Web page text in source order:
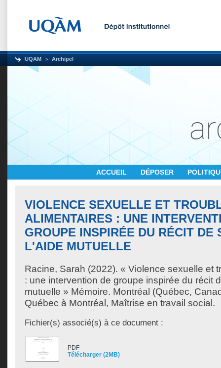
UQAM Archipel
ACCUEIL DÉPOSER
VIOLENCE SEXUELLE ET
ALIMENTAIRES : UNE
GROUPE INSPIRÉE DU RÉCIT DE
L'AIDE MUTUELLE
Racine, Sarah (2022). « Violence sexuelle et
: une intervention de groupe inspirée du récit
mutuelle » Mémoire. Montréal (Québec,
Québec à Montréal, Maîtrise en travail social.
Fichier(s) associé(s) à ce document :
PDF
Télécharger (2MB)